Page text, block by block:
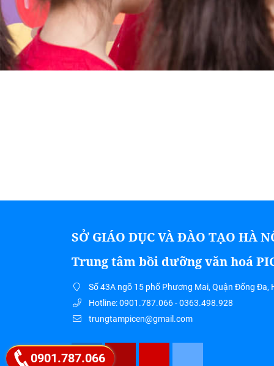
SỞ GIÁO DỤC VÀ ĐÀO TẠO HÀ
Trung tâm bồi dưỡng văn hoá
Số 43A ngõ 15 phố Phương Mai, Quận Đống Đa,
Hotline: 0901.787.066 - 0363.498.928
trungtampicen@gmail.com
0901.787.066